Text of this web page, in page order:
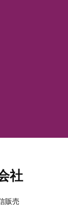
社
販売